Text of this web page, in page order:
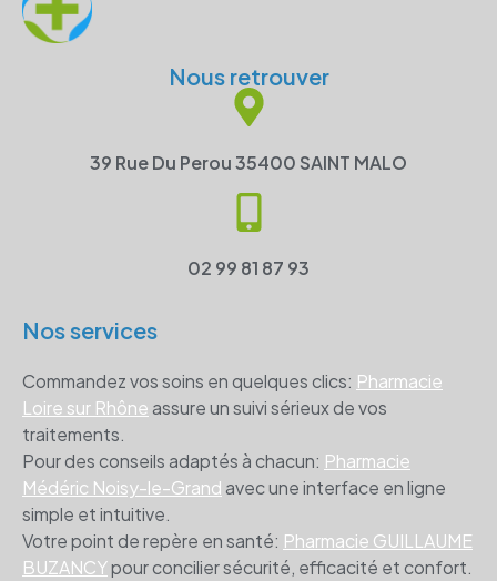
Nous retrouver
39 Rue Du Perou 35400 SAINT MALO
02 99 81 87 93
Nos services
Commandez vos soins en quelques clics: Pharmacie
Loire sur Rhôneassure un suivi sérieux de vos
traitements.
Pour des conseils adaptés à chacun: Pharmacie
Médéric Noisy-le-Grandavec une interface en ligne
simple et intuitive.
Votre point de repère en santé: Pharmacie GUILLAUME
BUZANCYpour concilier sécurité, efficacité et confort.